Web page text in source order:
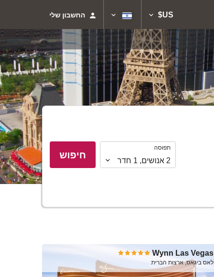
US$ החשבון שלי
תפוסה
תפוסה
2 אנושים 1 חדר חיפוש
Wynn Las Vegas
לאס ביגאס, ארצות הברית